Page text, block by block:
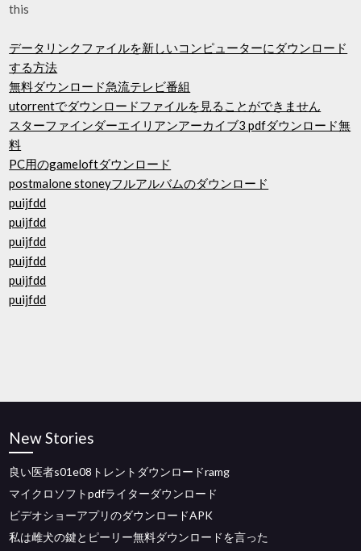
this
データリンクファイルを新しいコンピューターにダウンロード
する方法
無料ダウンロード急流テレビ番組
utorrentでダウンロードファイルを見ることができません
スターファインダーエイリアンアーカイブ3 pdfダウンロード無
料
PC用のgameloftダウンロード
postmalone stoneyフルアルバムのダウンロード
puijfdd
puijfdd
puijfdd
puijfdd
puijfdd
puijfdd
New Stories
良い医者s01e08トレントダウンロードramg
マイクロソフトpdfライターダウンロード
ビデオショーアプリのダウンロードAPK
私は雌犬の鍵とピーリー無料ダウンロードを言った